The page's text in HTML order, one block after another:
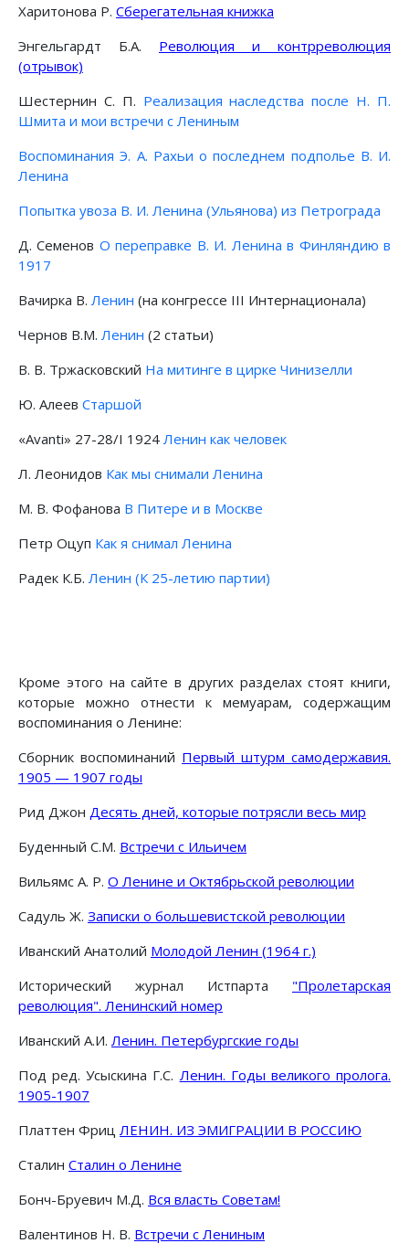
Харитонова Р. Сберегательная книжка
Энгельгардт Б.А. Революция и контрреволюция
(отрывок)
Шестернин С. П. Реализация наследства после Н. П.
Шмита и мои встречи с Лениным
Воспоминания Э. А. Рахьи о последнем подполье В. И.
Ленина
Попытка увоза В. И. Ленина (Ульянова) из Петрограда
Д. Семенов О переправке В. И. Ленина в Финляндию в
1917
Вачирка В. Ленин (на конгрессе III Интернационала)
Чернов В.М. Ленин (2 статьи)
В. В. Тржасковский На митинге в цирке Чинизелли
Ю. Алеев Старшой
«Avanti» 27-28/I 1924 Ленин как человек
Л. Леонидов Как мы снимали Ленина
М. В. Фофанова В Питере и в Москве
Петр Оцуп Как я снимал Ленина
Радек К.Б. Ленин (К 25-летию партии)
Кроме этого на сайте в других разделах стоят книги,
которые можно отнести к мемуарам, содержащим
воспоминания о Ленине:
Сборник воспоминаний Первый штурм самодержавия.
1905 — 1907 годы
Рид Джон Десять дней, которые потрясли весь мир
Буденный С.М. Встречи с Ильичем
Вильямс А. Р. О Ленине и Октябрьской революции
Садуль Ж. Записки о большевистской революции
Иванский Анатолий Молодой Ленин (1964 г.)
Исторический журнал Истпарта "Пролетарская
революция". Ленинский номер
Иванский А.И. Ленин. Петербургские годы
Под ред. Усыскина Г.С. Ленин. Годы великого пролога.
1905-1907
Платтен Фриц ЛЕНИН. ИЗ ЭМИГРАЦИИ В РОССИЮ
Сталин Сталин о Ленине
Бонч-Бруевич М.Д. Вся власть Советам!
Валентинов Н. В. Встречи с Лениным